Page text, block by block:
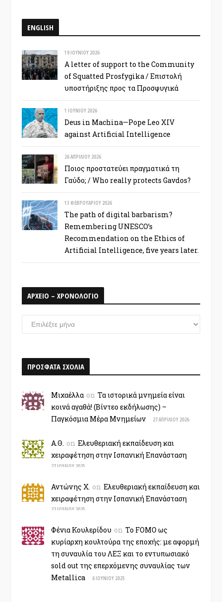
ENGLISH
19 ΙΟΥΝΊΟΥ 2026
A letter of support to the Community
of Squatted Prosfygika / Επιστολή
υποστήριξης προς τα Προσφυγικά
1 ΙΟΥΝΊΟΥ 2026
Deus in Machina—Pope Leo XIV
against Artificial Intelligence
26 ΑΠΡΙΛΊΟΥ 2026
Ποιος προστατεύει πραγματικά τη
Γαύδο; / Who really protects Gavdos?
13 ΦΕΒΡΟΥΑΡΊΟΥ 2026
The path of digital barbarism?
Remembering UNESCO’s
Recommendation on the Ethics of
Artificial Intelligence, five years later.
ΑΡΧΕΙΟ – ΧΡΟΝΟΛΟΓΙΟ
ΑΡΧΕΙΟ
–
ΠΡΟΣΦΑΤΑ ΣΧΟΛΙΑ
Μιχαέλλα on Τα ιστορικά μνημεία είναι
κοινά αγαθά! (Βίντεο εκδήλωσης) –
Παγκόσμια Μέρα Μνημείων
27 ΑΠΡΙΛΊΟΥ 2026
Α.Θ. on Ελευθεριακή εκπαίδευση και
χειραφέτηση στην Ισπανική Επανάσταση
27 ΙΟΥΛΊΟΥ 2025
Αντώνης Χ. on Ελευθεριακή εκπαίδευση και
χειραφέτηση στην Ισπανική Επανάσταση
22 ΙΟΥΛΊΟΥ 2025
Φένια Κουλερίδου on Το FOMO ως
κυρίαρχη κουλτούρα της εποχής: με αφορμή
τη συναυλία του ΛΕΞ και το εντυπωσιακό
sold out της επερχόμενης συναυλίας των
Metallica
6 ΙΟΥΝΊΟΥ 2025